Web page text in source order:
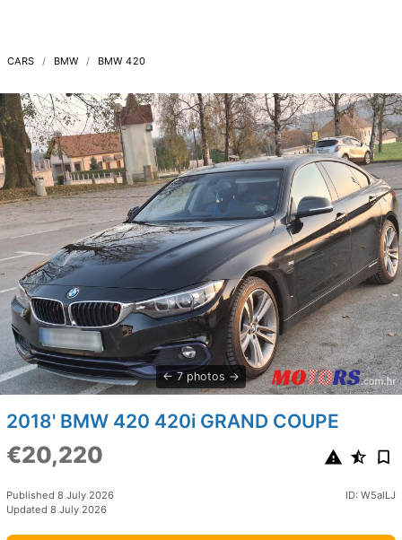
CARS BMW BMW 420
7 photos
2018' BMW 420 420i GRAND COUPE
€20,220
Published 8 July 2026
Updated 8 July 2026
ID: W5alLJ